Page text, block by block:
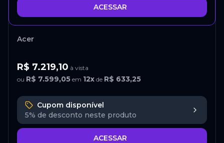
ACESSAR
Acer
R$ 7.219,10 à vista
ou R$ 7.599,05 em 12x de R$ 633,25
Cupom disponível
5% de desconto neste produto
ACESSAR